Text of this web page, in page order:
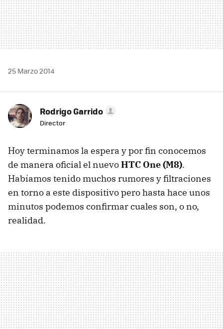
25 Marzo 2014
Rodrigo Garrido
Director
Hoy terminamos la espera y por fin conocemos
de manera oficial el nuevoHTC One (M8).
Habíamos tenido muchos rumores y filtraciones
en torno a este dispositivo pero hasta hace unos
minutos podemos confirmar cuales son, o no,
realidad.